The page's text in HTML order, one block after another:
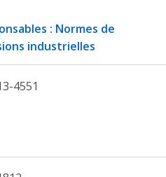
: Normes de
industrielles
4551